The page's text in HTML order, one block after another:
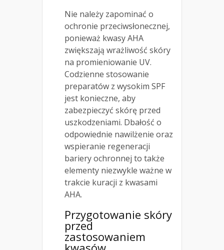
Nie należy zapominać o
ochronie przeciwsłonecznej,
ponieważ kwasy AHA
zwiększają wrażliwość skóry
na promieniowanie UV.
Codzienne stosowanie
preparatów z wysokim SPF
jest konieczne, aby
zabezpieczyć skórę przed
uszkodzeniami. Dbałość o
odpowiednie nawilżenie oraz
wspieranie regeneracji
bariery ochronnej to także
elementy niezwykle ważne w
trakcie kuracji z kwasami
AHA.
Przygotowanie skóry
przed
zastosowaniem